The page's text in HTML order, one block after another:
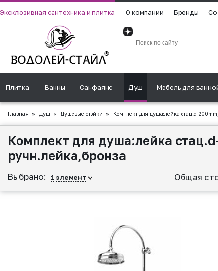
Эксклюзивная сантехника и плитка О компании Бренды
Плитка Ванны Санфаянс Душ Мебель для
Главная » Душ » Душевые стойки » Комплект для душа:лейка стац.d-
Комплект для душа:лейка
ручн.лейка,бронза
Выбрано: 1 элемент Общая